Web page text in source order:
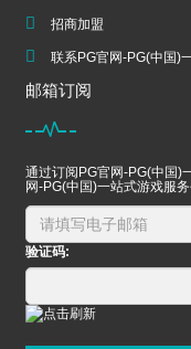
招商加盟
联系PG官网-PG(中国)
邮箱订阅
通过订阅PG官网-PG(中国)
网-PG(中国)一站式游戏服
验证码: